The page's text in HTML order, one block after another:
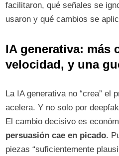
facilitaron, qué señales se
usaron y qué cambios se
IA generativa: más
velocidad, y una
La IA generativa no “crea” el
acelera. Y no solo por
El cambio decisivo es
persuasión cae en picado.
piezas “suficientemente